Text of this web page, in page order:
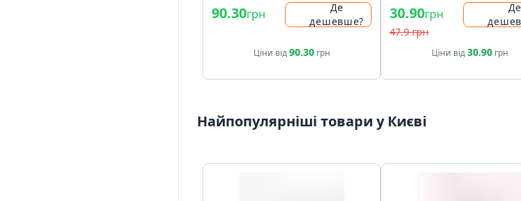
90.30грн
Де
дешевше?
Ціни від90.30грн
30.90грн
47.9 грн
Де
Ціни від30.90грн
Найпопулярніші товари у Києві